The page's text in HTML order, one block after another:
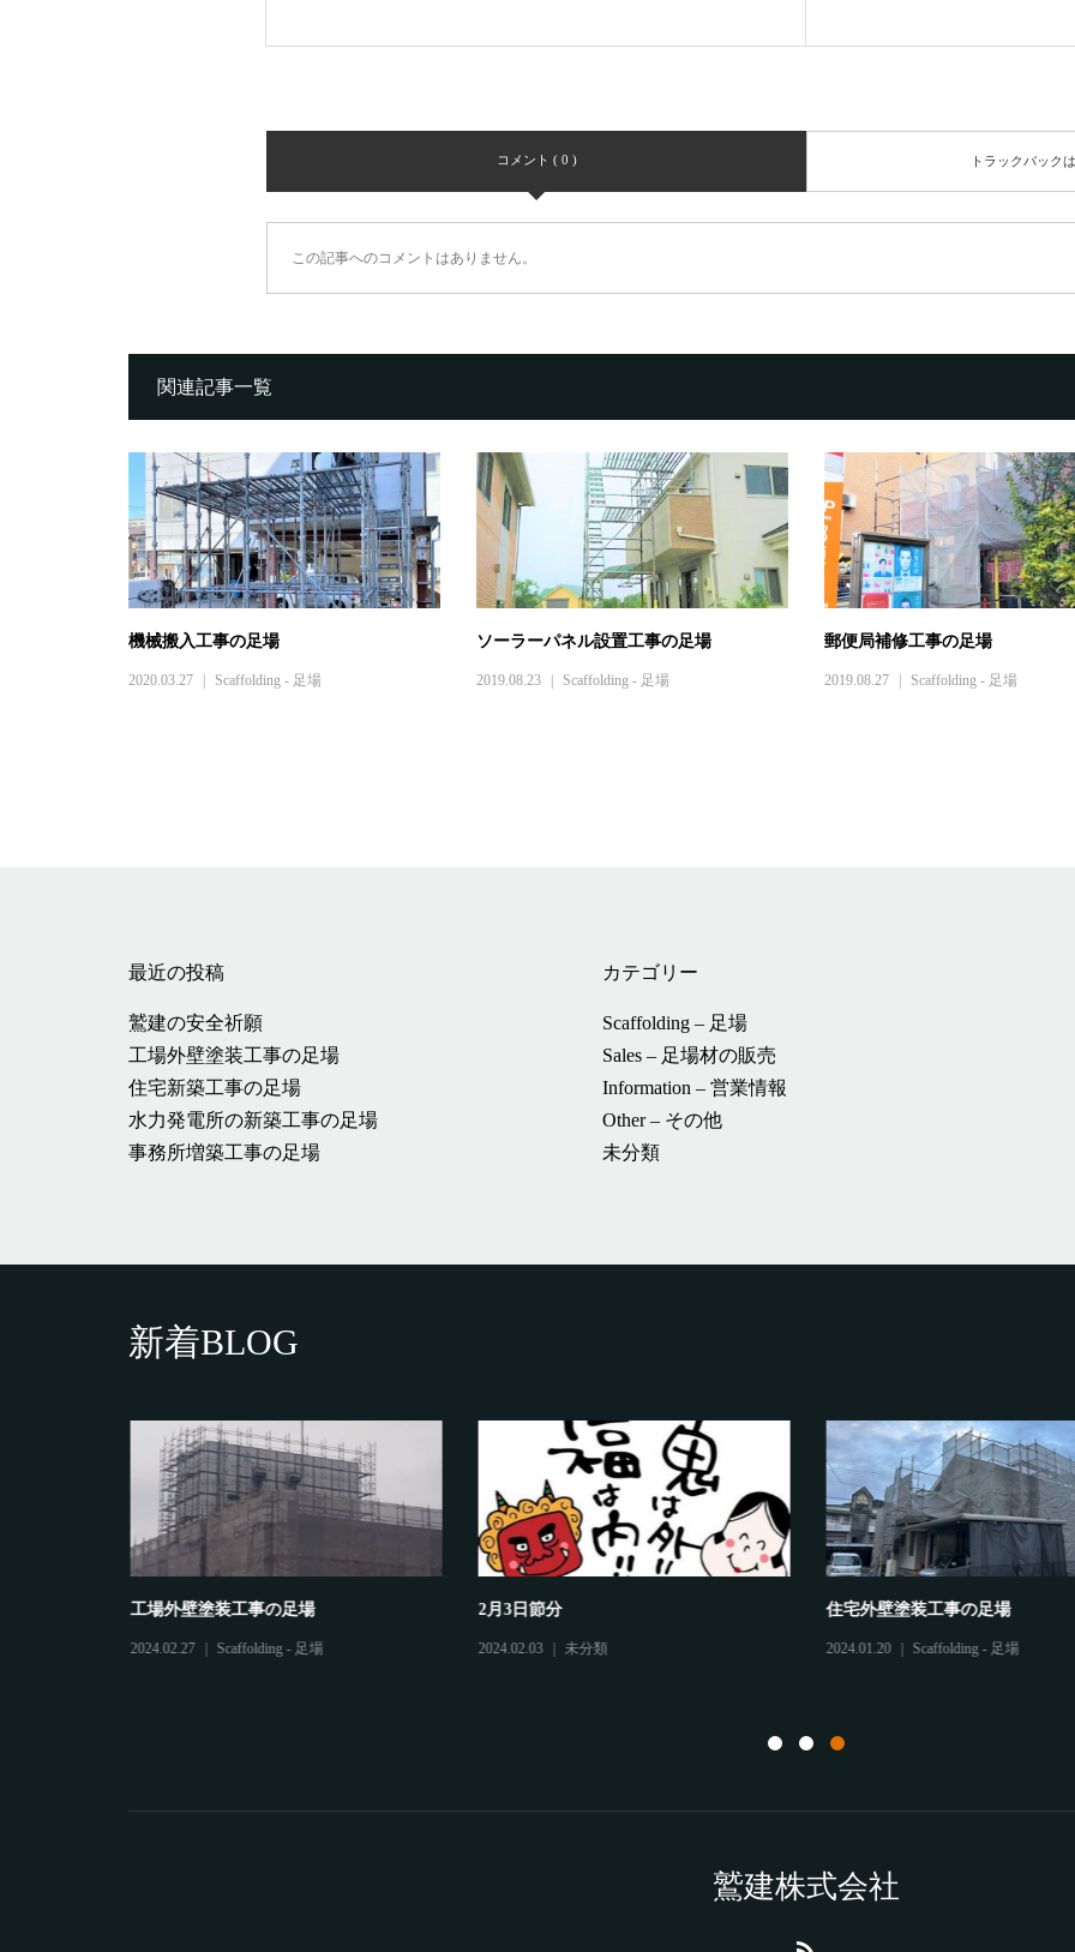
コメント ( 0 ) トラックバック
この記事へのコメントはありません。
関連記事一覧
機械搬入工事の足場
2020.03.27 Scaffolding - 足場
ソーラーパネル設置工事の足場
2019.08.23 Scaffolding - 足場
郵便局補修工事の足場
2019.08.27 Scaffolding - 足場
最近の投稿
鷲建の安全祈願
工場外壁塗装工事の足場
住宅新築工事の足場
水力発電所の新築工事の足場
事務所増築工事の足場
カテゴリー
Scaffolding – 足場
Sales – 足場材の販売
Information – 営業情報
Other – その他
未分類
新着BLOG
工場外壁塗装工事の足場
2024.02.27 Scaffolding - 足場
2月3日節分
2024.02.03 未分類
住宅外壁塗装工事の足場
2024.01.20 Scaffolding - 足場
鷲建株式会社